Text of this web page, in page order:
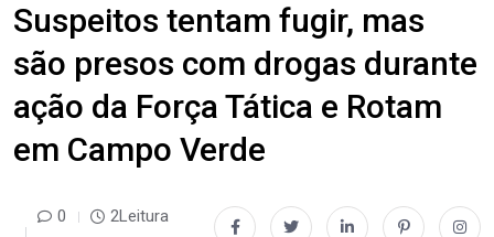
Suspeitos tentam fugir, mas
são presos com drogas durante
ação da Força Tática e Rotam
em Campo Verde
0 2Leitura